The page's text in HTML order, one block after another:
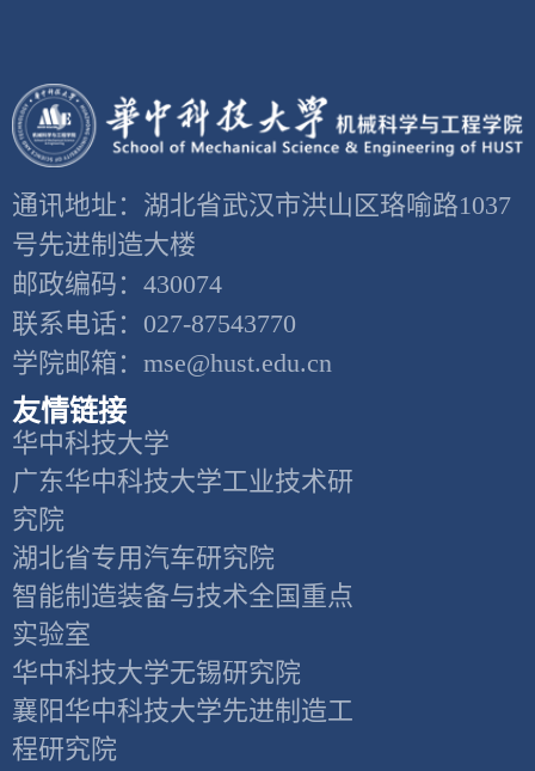
通讯地址：湖北省武汉市洪山区珞喻路1037
号先进制造大楼
邮政编码：430074
联系电话：027-87543770
学院邮箱：mse@hust.edu.cn
友情链接
华中科技大学
广东华中科技大学工业技术研
究院
湖北省专用汽车研究院
智能制造装备与技术全国重点
实验室
华中科技大学无锡研究院
襄阳华中科技大学先进制造工
程研究院